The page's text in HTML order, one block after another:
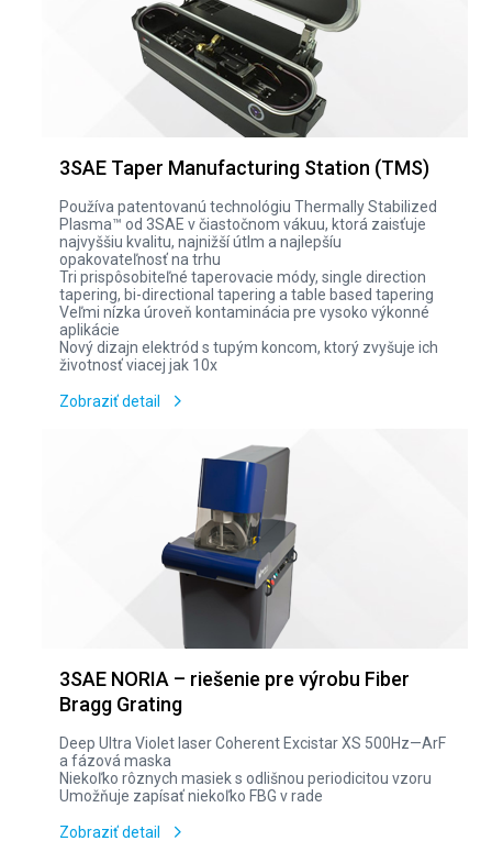
3SAE Taper Manufacturing Station (TMS)
Používa patentovanú technológiu Thermally Stabilized
Plasma™ od 3SAE v čiastočnom vákuu, ktorá zaisťuje
najvyššiu kvalitu, najnižší útlm a najlepšíu
opakovateľnosť na trhu
Tri prispôsobiteľné taperovacie módy, single direction
tapering, bi-directional tapering a table based tapering
Veľmi nízka úroveň kontaminácia pre vysoko výkonné
aplikácie
Nový dizajn elektród s tupým koncom, ktorý zvyšuje ich
životnosť viacej jak 10x
Zobraziť detail
3SAE NORIA – riešenie pre výrobu Fiber
Bragg Grating
Deep Ultra Violet laser Coherent Excistar XS 500Hz—ArF
a fázová maska
Niekoľko rôznych masiek s odlišnou periodicitou vzoru
Umožňuje zapísať niekoľko FBG v rade
Zobraziť detail